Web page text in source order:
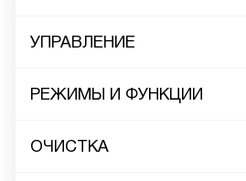
УПРАВЛЕНИЕ
РЕЖИМЫ И ФУНКЦИИ
ОЧИСТКА